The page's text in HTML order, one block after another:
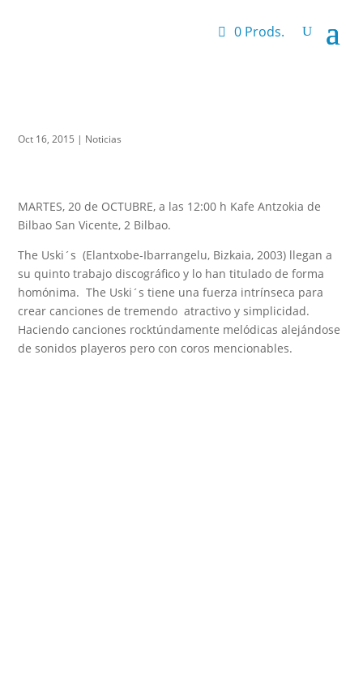
0 Prods.
Oct 16, 2015 | Noticias
MARTES, 20 de OCTUBRE, a las 12:00 h Kafe Antzokia de
Bilbao San Vicente, 2 Bilbao.
The Uski´s (Elantxobe-Ibarrangelu, Bizkaia, 2003) llegan a
su quinto trabajo discográfico y lo han titulado de forma
homónima. The Uski´s tiene una fuerza intrínseca para
crear canciones de tremendo atractivo y simplicidad.
Haciendo canciones rocktúndamente melódicas alejándose
de sonidos playeros pero con coros mencionables.